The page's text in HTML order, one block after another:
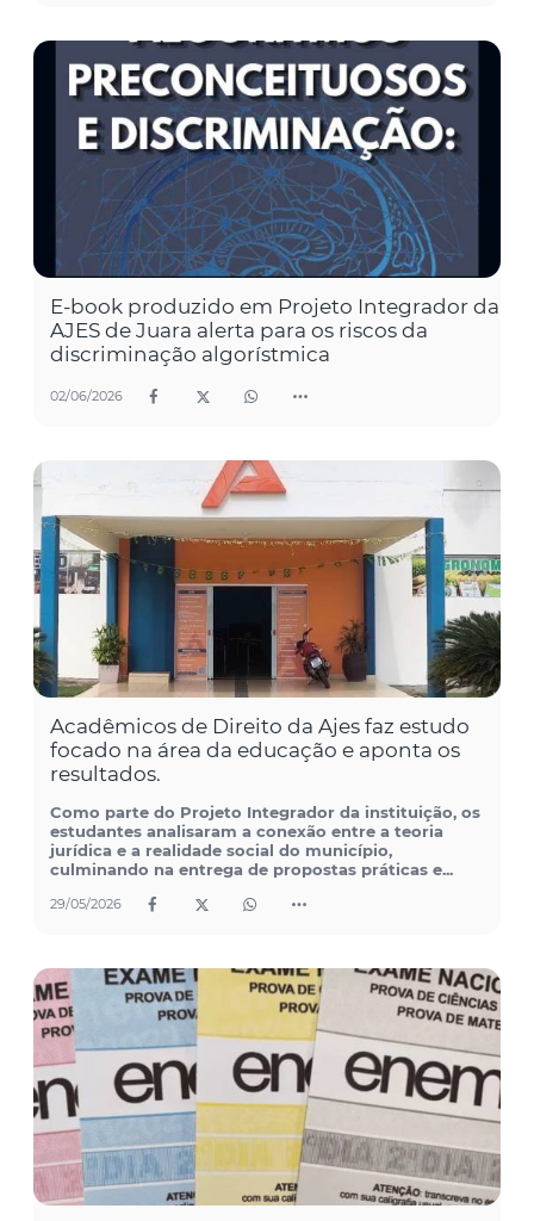
E-book produzido em Projeto Integrador da
AJES de Juara alerta para os riscos da
discriminação algorístmica
02/06/2026
Acadêmicos de Direito da Ajes faz estudo
focado na área da educação e aponta os
resultados.
Como parte do Projeto Integrador da instituição, os
estudantes analisaram a conexão entre a teoria
jurídica e a realidade social do município,
culminando na entrega de propostas práticas e...
29/05/2026